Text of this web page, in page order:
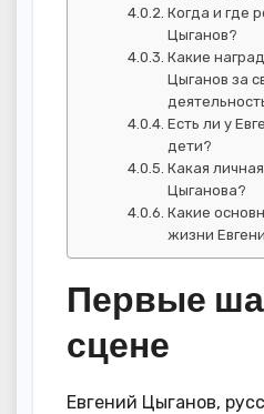
Когда и где
Цыганов?
Какие
Цыганов за
Есть ли у
дети?
Какая
Цыганова?
Какие
жизни
Первые
сцене
Евгений Цыганов,